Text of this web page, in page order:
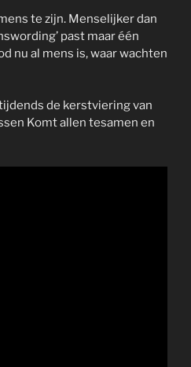
te zijn. Menselijker dan
past maar één
nu al mens is, waar wachten
de kerstviering van
Komt allen tesamen en